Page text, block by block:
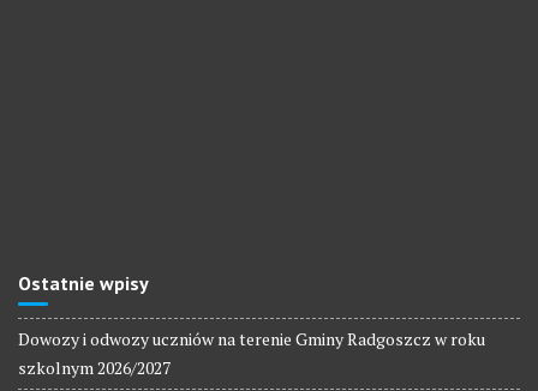
Ostatnie wpisy
Dowozy i odwozy uczniów na terenie Gminy Radgoszcz w roku
szkolnym 2026/2027